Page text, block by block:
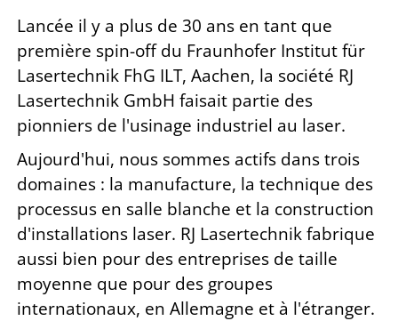
Lancée il y a plus de 30 ans en tant que
première spin-off du Fraunhofer Institut für
Lasertechnik FhG ILT, Aachen, la société RJ
Lasertechnik GmbH faisait partie des
pionniers de l'usinage industriel au laser.
Aujourd'hui, nous sommes actifs dans trois
domaines : la manufacture, la technique des
processus en salle blanche et la construction
d'installations laser. RJ Lasertechnik fabrique
aussi bien pour des entreprises de taille
moyenne que pour des groupes
internationaux, en Allemagne et à l'étranger.